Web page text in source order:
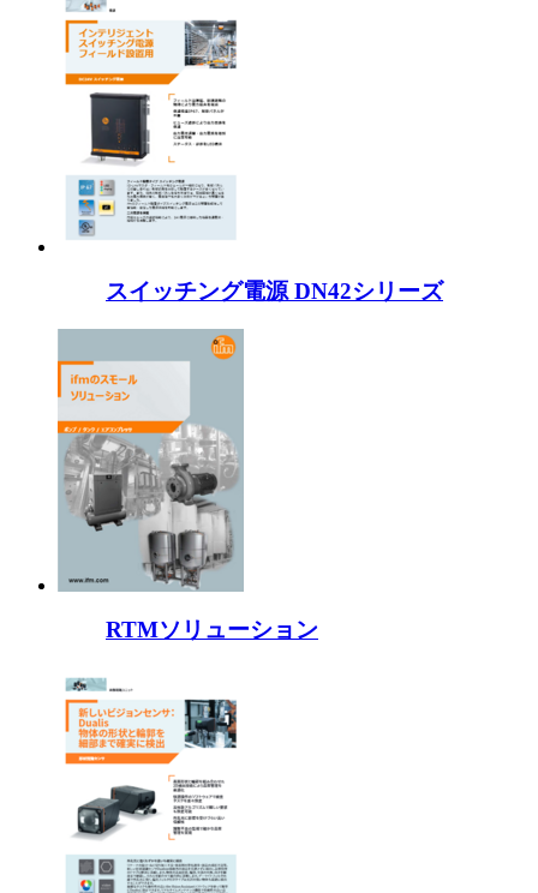
スイッチング電源 DN42シリーズ
RTMソリューション